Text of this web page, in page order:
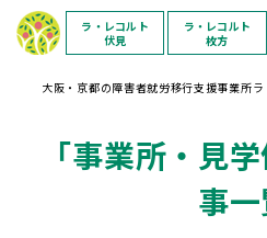
ラ・レコルト
伏見
ラ・レコルト
枚方
大阪・京都の障害者就労移行支援事業所ラ
「事業所・見
事